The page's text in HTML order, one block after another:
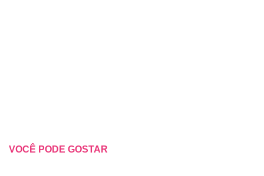
VOCÊ PODE GOSTAR